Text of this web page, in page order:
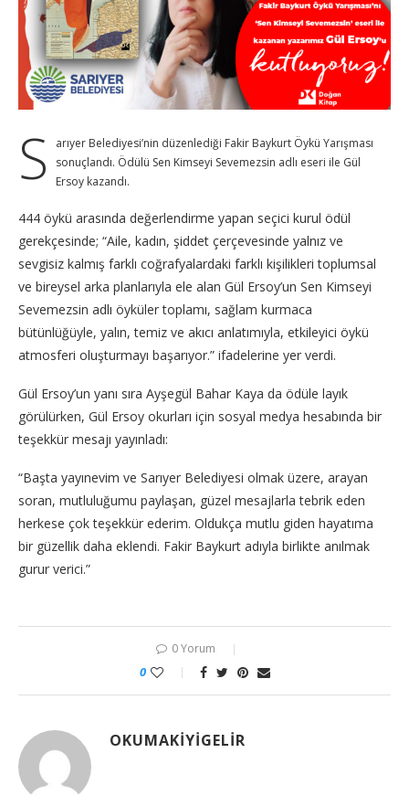
S
arıyer Belediyesi’nin düzenlediği Fakir Baykurt Öykü Yarışması
sonuçlandı. Ödülü Sen Kimseyi Sevemezsin adlı eseri ile Gül
Ersoy kazandı.
444 öykü arasında değerlendirme yapan seçici kurul ödül
gerekçesinde; “Aile, kadın, şiddet çerçevesinde yalnız ve
sevgisiz kalmış farklı coğrafyalardaki farklı kişilikleri toplumsal
ve bireysel arka planlarıyla ele alan Gül Ersoy’un Sen Kimseyi
Sevemezsin adlı öyküler toplamı, sağlam kurmaca
bütünlüğüyle, yalın, temiz ve akıcı anlatımıyla, etkileyici öykü
atmosferi oluşturmayı başarıyor.” ifadelerine yer verdi.
Gül Ersoy’un yanı sıra Ayşegül Bahar Kaya da ödüle layık
görülürken, Gül Ersoy okurları için sosyal medya hesabında bir
teşekkür mesajı yayınladı:
“Başta yayınevim ve Sarıyer Belediyesi olmak üzere, arayan
soran, mutluluğumu paylaşan, güzel mesajlarla tebrik eden
herkese çok teşekkür ederim. Oldukça mutlu giden hayatıma
bir güzellik daha eklendi. Fakir Baykurt adıyla birlikte anılmak
gurur verici.”
0 Yorum
0
OKUMAKIYIGELIR